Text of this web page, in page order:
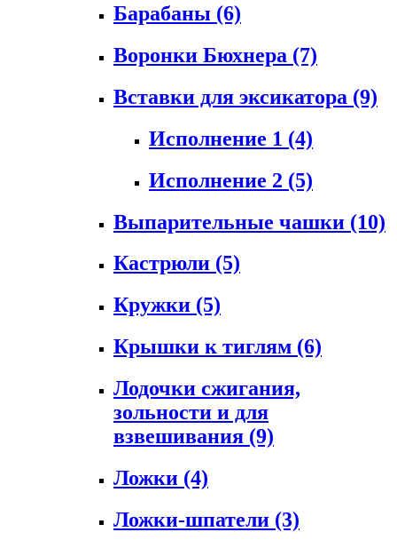
Барабаны (6)
Воронки Бюхнера (7)
Вставки для эксикатора (9)
Исполнение 1 (4)
Исполнение 2 (5)
Выпарительные чашки (10)
Кастрюли (5)
Кружки (5)
Крышки к тиглям (6)
Лодочки сжигания,
зольности и для
взвешивания (9)
Ложки (4)
Ложки-шпатели (3)